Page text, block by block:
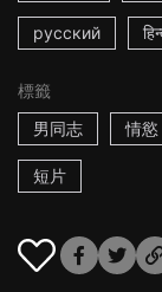
русский
標籤
男同志
情慾
短片